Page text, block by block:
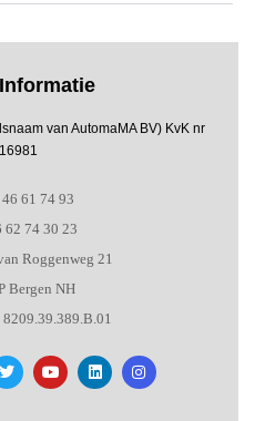
van AutomaMA BV) KvK nr
61 74 93
62 74 30 23
Roggenweg 21
Bergen NH